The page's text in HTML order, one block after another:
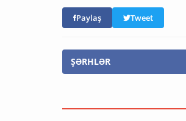
Paylaş Tweet
ŞƏRHLƏR